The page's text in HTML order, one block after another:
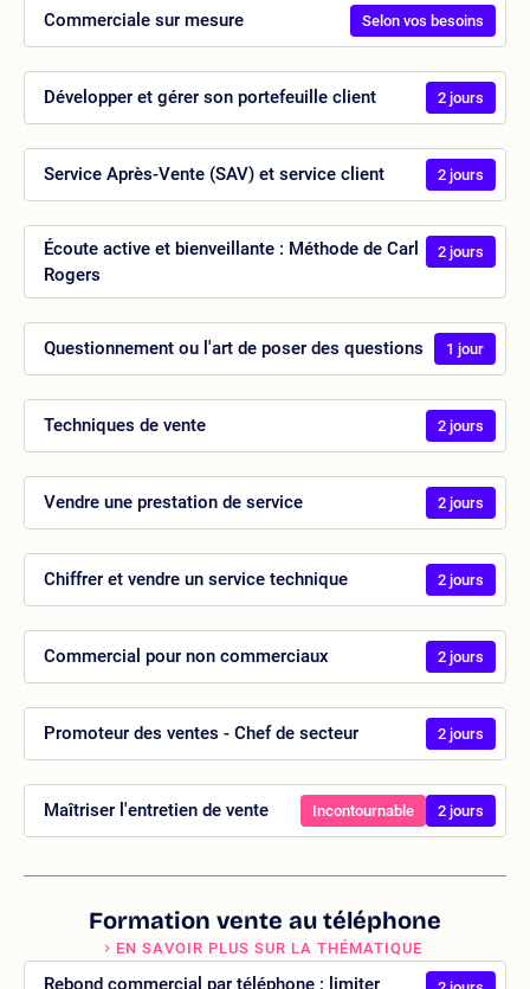
Commerciale sur mesure Selon vos besoins
Développer et gérer son portefeuille client 2 jours
Service Après-Vente (SAV) et service client 2 jours
Écoute active et bienveillante : Méthode de Carl
Rogers
2 jours
Questionnement ou l'art de poser des questions 1 jour
Techniques de vente 2 jours
Vendre une prestation de service 2 jours
Chiffrer et vendre un service technique 2 jours
Commercial pour non commerciaux 2 jours
Promoteur des ventes - Chef de secteur 2 jours
Maîtriser l'entretien de vente Incontournable 2 jours
Formation vente au téléphone
EN SAVOIR PLUS SUR LA THÉMATIQUE
Rebond commercial par téléphone : limiter